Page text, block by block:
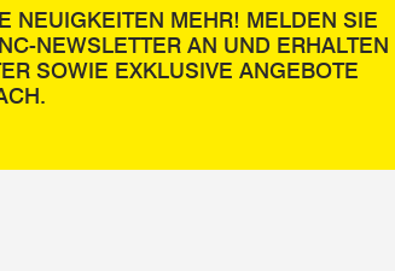
NEUIGKEITEN MEHR! MELDEN SIE
NEWSLETTER AN UND ERHALTEN
SOWIE EXKLUSIVE ANGEBOTE